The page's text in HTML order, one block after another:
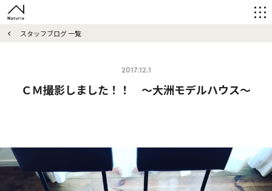
スタッフブログ 一覧
2017.12.1
ＣＭ撮影しました！！ ～大洲モデルハウス～